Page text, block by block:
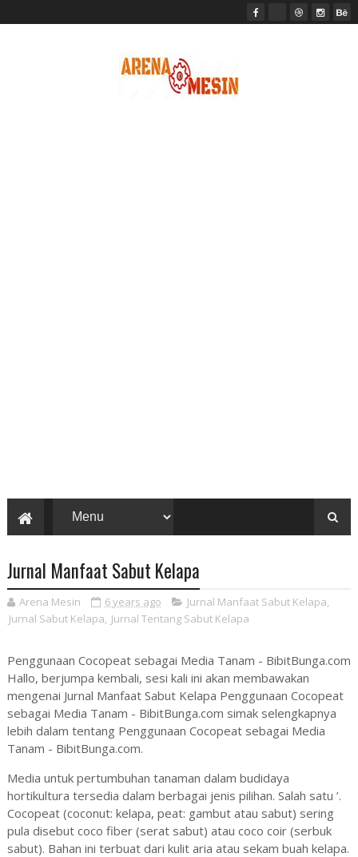
Jurnal Manfaat Sabut Kelapa
Arena Mesin 6 years ago Jurnal Manfaat Sabut Kelapa,
Jurnal Sabut Kelapa, Jurnal Tentang Sabut Kelapa
Penggunaan Cocopeat sebagai Media Tanam - BibitBunga.com
Hallo, berjumpa kembali, sesi kali ini akan membawakan
mengenai Jurnal Manfaat Sabut Kelapa Penggunaan Cocopeat
sebagai Media Tanam - BibitBunga.com simak selengkapnya
lebih dalam tentang Penggunaan Cocopeat sebagai Media
Tanam - BibitBunga.com.
Media untuk pertumbuhan tanaman dalam budidaya
hortikultura tersedia dalam berbagai jenis pilihan. Salah satu ’.
Cocopeat (coconut: kelapa, peat: gambut atau sabut) sering
pula disebut coco fiber (serat sabut) atau coco coir (serbuk
sabut). Bahan ini terbuat dari kulit aria atau sekam buah kelapa.